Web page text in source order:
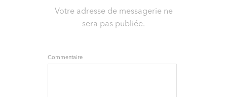
Votre adresse de messagerie ne
sera pas publiée.
Commentaire